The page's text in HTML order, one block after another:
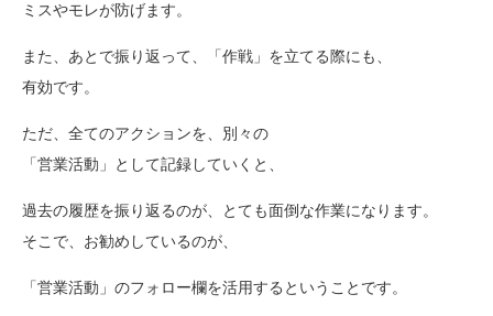
ミスやモレが防げます。
また、あとで振り返って、「作戦」を立てる際にも、
有効です。
ただ、全てのアクションを、別々の
「営業活動」として記録していくと、
過去の履歴を振り返るのが、とても面倒な作業になります。
そこで、お勧めしているのが、
「営業活動」のフォロー欄を活用するということです。